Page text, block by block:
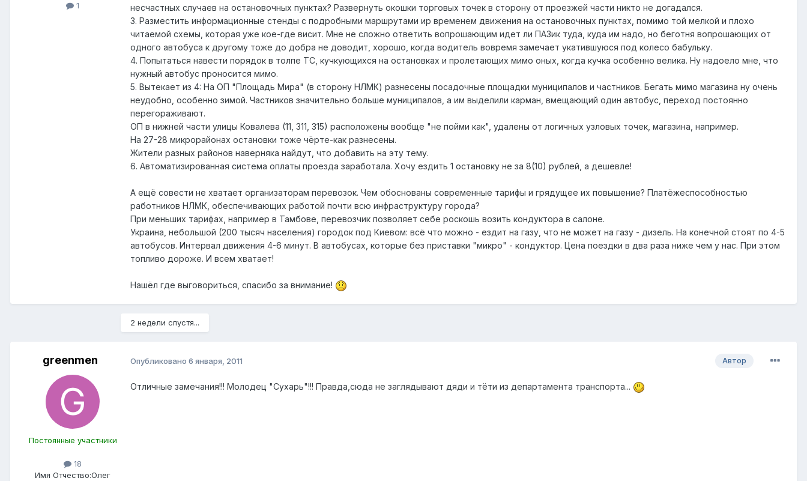
1
несчастных случаев на остановочных пунктах? Развернуть окошки торговых точек в сторону от проезжей части никто не догадался.
3. Разместить информационные стенды с подробными маршрутами ир временем движения на остановочных пунктах, помимо той мелкой и плохо
читаемой схемы, которая уже кое-где висит. Мне не сложно ответить вопрошающим идет ли ПАЗик туда, куда им надо, но беготня вопрошающих от
одного автобуса к другому тоже до добра не доводит, хорошо, когда водитель вовремя замечает укатившуюся под колесо бабульку.
4. Попытаться навести порядок в толпе ТС, кучкующихся на остановках и пролетающих мимо оных, когда кучка особенно велика. Ну надоело мне, что
нужный автобус проносится мимо.
5. Вытекает из 4: На ОП "Площадь Мира" (в сторону НЛМК) разнесены посадочные площадки муниципалов и частников. Бегать мимо магазина ну очень
неудобно, особенно зимой. Частников значительно больше муниципалов, а им выделили карман, вмещающий один автобус, переход постоянно
перегораживают.
ОП в нижней части улицы Ковалева (11, 311, 315) расположены вообще "не пойми как", удалены от логичных узловых точек, магазина, например.
На 27-28 микрорайонах остановки тоже чёрте-как разнесены.
Жители разных районов наверняка найдут, что добавить на эту тему.
6. Автоматизированная система оплаты проезда заработала. Хочу ездить 1 остановку не за 8(10) рублей, а дешевле!
А ещё совести не хватает организаторам перевозок. Чем обоснованы современные тарифы и грядущее их повышение? Платёжеспособностью
работников НЛМК, обеспечивающих работой почти всю инфраструктуру города?
При меньших тарифах, например в Тамбове, перевозчик позволяет себе роскошь возить кондуктора в салоне.
Украина, небольшой (200 тысяч населения) городок под Киевом: всё что можно - ездит на газу, что не может на газу - дизель. На конечной стоят по 4-5
автобусов. Интервал движения 4-6 минут. В автобусах, которые без приставки "микро" - кондуктор. Цена поездки в два раза ниже чем у нас. При этом
топливо дороже. И всем хватает!
Нашёл где выговориться, спасибо за внимание!
2 недели спустя...
greenmen
Постоянные участники
18
Имя Отчество:Олег
Автор
Опубликовано 6 января, 2011
Отличные замечания!!! Молодец "Сухарь"!!! Правда,сюда не заглядывают дяди и тёти из департамента транспорта...